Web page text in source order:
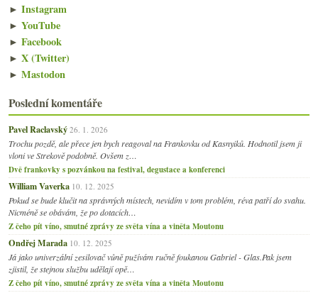
► Instagram
► YouTube
► Facebook
► X (Twitter)
► Mastodon
Poslední komentáře
Pavel Raclavský 26. 1. 2026
Trochu pozdě, ale přece jen bych reagoval na Frankovku od Kasnyiků. Hodnotil jsem ji
vloni ve Strekově podobně. Ovšem z…
Dvě frankovky s pozvánkou na festival, degustace a konferenci
William Vaverka 10. 12. 2025
Pokud se bude klučit na správných místech, nevidím v tom problém, réva patří do svahu.
Nicméně se obávám, že po dotacích…
Z čeho pít víno, smutné zprávy ze světa vína a viněta Moutonu
Ondřej Marada 10. 12. 2025
Já jako univerzální zesilovač vůně pužívám ručně foukanou Gabriel - Glas.Pak jsem
zjistil, že stejnou službu udělají opě…
Z čeho pít víno, smutné zprávy ze světa vína a viněta Moutonu